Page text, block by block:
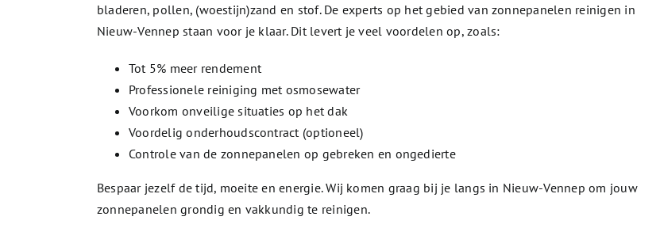
bladeren, pollen, (woestijn)zand en stof. De experts op het gebied van zonnepanelen reinigen in
Nieuw-Vennep staan voor je klaar. Dit levert je veel voordelen op, zoals:
Tot 5% meer rendement
Professionele reiniging met osmosewater
Voorkom onveilige situaties op het dak
Voordelig onderhoudscontract (optioneel)
Controle van de zonnepanelen op gebreken en ongedierte
Bespaar jezelf de tijd, moeite en energie. Wij komen graag bij je langs in Nieuw-Vennep om jouw
zonnepanelen grondig en vakkundig te reinigen.